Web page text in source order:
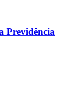
Previdência